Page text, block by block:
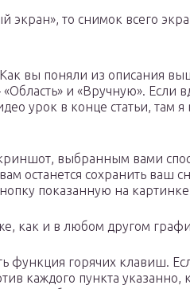
экран», то снимок всего
вы поняли из описания
и «Вручную». Если
урок в конце статьи, там я
выбранным вами
останется сохранить ваш
показанную на
как и в любом другом
функция горячих клавиш.
каждого пункта указанно,